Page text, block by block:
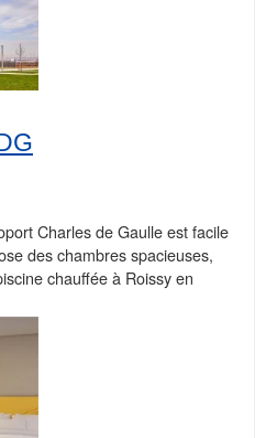
Charles de Gaulle est facile
des chambres spacieuses,
chauffée à Roissy en